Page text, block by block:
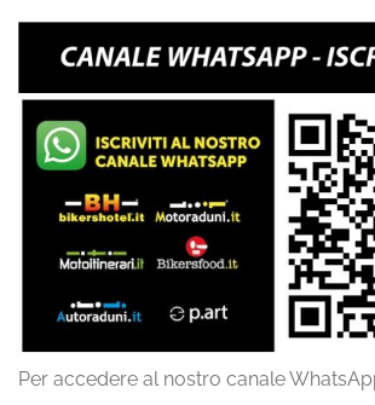
Per accedere al nostro canale